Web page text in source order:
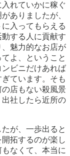
れていかに稼ぐ
ありましたが、
入ってもらえる
する人に貢献す
魅力的なお店が
よ、ということ
ビニだけあれば
ています。そも
店もない殺風景
社したら近所の
が、一歩出ると
拓するのが楽し
なくて、本当に